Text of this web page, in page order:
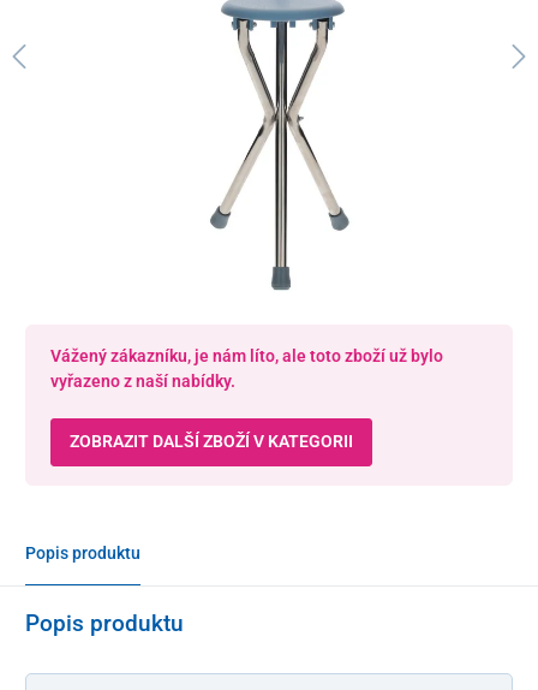
Vážený zákazníku, je nám líto, ale toto zboží už bylo
vyřazeno z naší nabídky.
ZOBRAZIT DALŠÍ ZBOŽÍ V KATEGORII
Popis produktu
Popis produktu